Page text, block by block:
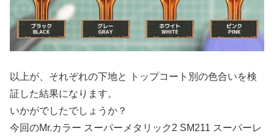
以上が、それぞれの下地と トップコート別の色合いを検
証した結果になります。
いかがでしたでしょうか？
今回のMr.カラー スーパーメタリック2 SM211 スーパーレ